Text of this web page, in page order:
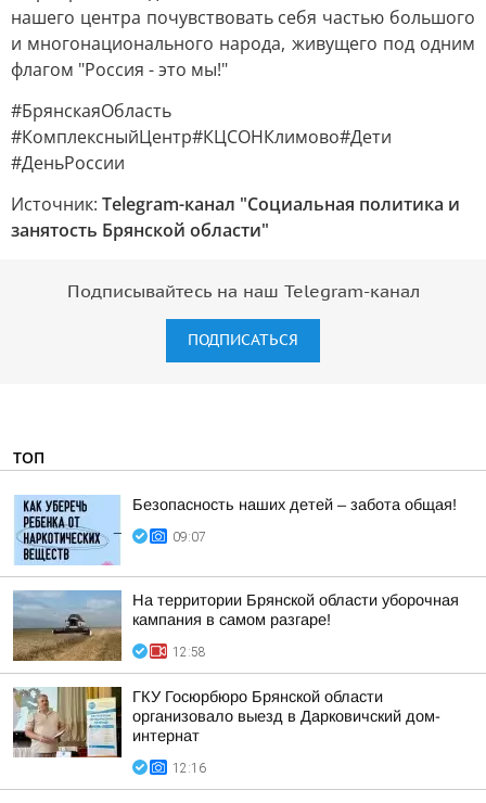
нашего центра почувствовать себя частью большого
и многонационального народа, живущего под одним
флагом "Россия - это мы!"
#БрянскаяОбласть
#КомплексныйЦентр#КЦСОНКлимово#Дети
#ДеньРоссии
Источник: Telegram-канал "Социальная политика и
занятость Брянской области"
Подписывайтесь на наш Telegram-канал
ПОДПИСАТЬСЯ
ТОП
Безопасность наших детей – забота общая!
09:07
На территории Брянской области уборочная
кампания в самом разгаре!
12:58
ГКУ Госюрбюро Брянской области
организовало выезд в Дарковичский дом-
интернат
12:16